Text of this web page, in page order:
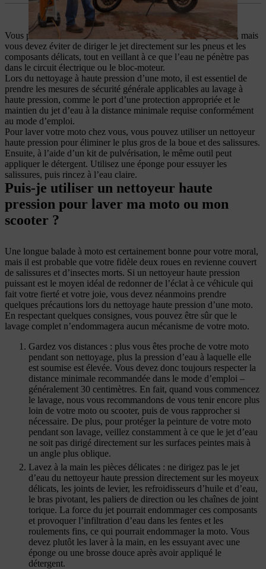
Vous pouvez laver une moto avec un nettoyeur haute pression, mais
vous devez éviter de diriger le jet directement sur les pneus et les
composants délicats, tout en veillant à ce que l’eau ne pénètre pas
dans le circuit électrique ou le bloc-moteur.
Lors du nettoyage à haute pression d’une moto, il est essentiel de
prendre les mesures de sécurité générale applicables au lavage à
haute pression, comme le port d’une protection appropriée et le
maintien du jet d’eau à la distance minimale requise conformément
au mode d’emploi.
Pour laver votre moto chez vous, vous pouvez utiliser un nettoyeur
haute pression pour éliminer le plus gros de la boue et des salissures.
Ensuite, à l’aide d’un kit de pulvérisation, le même outil peut
appliquer le détergent. Utilisez une éponge pour essuyer les
salissures, puis rincez à l’eau claire.
Puis-je utiliser un nettoyeur haute
pression pour laver ma moto ou mon
scooter ?
Une longue balade à moto est certainement bonne pour votre moral,
mais il est probable que votre fidèle deux roues en revienne couvert
de salissures et d’insectes morts. Si un nettoyeur haute pression
puissant est le moyen idéal de redonner de l’éclat à ce véhicule qui
fait votre fierté et votre joie, vous devez néanmoins prendre
quelques précautions lors du nettoyage haute pression d’une moto.
En respectant quelques consignes, vous pouvez être sûr que le
lavage complet n’endommagera aucun mécanisme de votre moto.
Gardez vos distances : plus vous êtes proche de votre moto
pendant son nettoyage, plus la pression d’eau à laquelle elle
est soumise est élevée. Vous devez donc toujours respecter la
distance minimale recommandée dans le mode d’emploi –
généralement 30 centimètres. En fait, quand vous commencez
le lavage, nous vous recommandons de vous tenir encore plus
loin de votre moto ou scooter, puis de vous rapprocher si
nécessaire. De plus, pour protéger la peinture de votre moto
pendant son lavage, veillez constamment à ce que le jet d’eau
ne soit pas dirigé directement sur les surfaces peintes mais à
un angle plus oblique.
Lavez à la main les pièces délicates : ne dirigez pas le jet
d’eau du nettoyeur haute pression directement sur les moyeux
délicats, les joints de levier, les refroidisseurs d’huile et d’eau,
le bras pivotant, les paliers de direction ou les chaînes de joint
torique. La force du jet pourrait endommager ces composants
et provoquer l’infiltration d’eau dans les fentes et les
roulements fins, ce qui pourrait endommager la moto. Vous
devez plutôt les laver à la main, en les essuyant avec une
éponge ou une brosse douce après avoir appliqué le
détergent.